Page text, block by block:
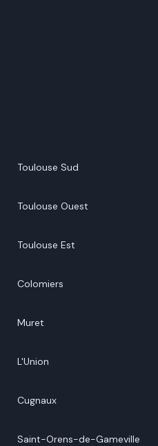
Toulouse Sud
Toulouse Ouest
Toulouse Est
Colomiers
Muret
L'Union
Cugnaux
Saint-Orens-de-Gameville